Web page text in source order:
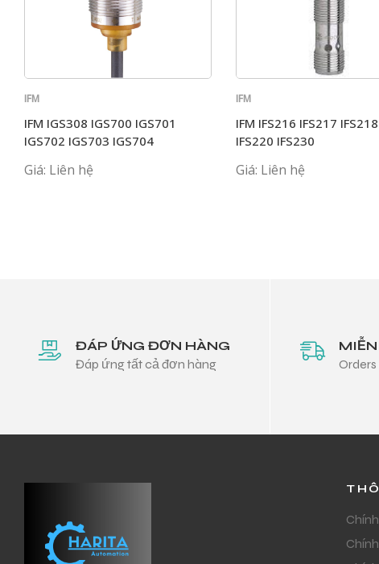
IFM
IFM IGS308 IGS700 IGS701
IGS702 IGS703 IGS704
Giá: Liên hệ
IFM
IFM IFS216 IFS217
IFS220 IFS230
Giá: Liên hệ
ĐÁP ỨNG ĐƠN HÀNG
Đáp ứng tất cả đơn hàng